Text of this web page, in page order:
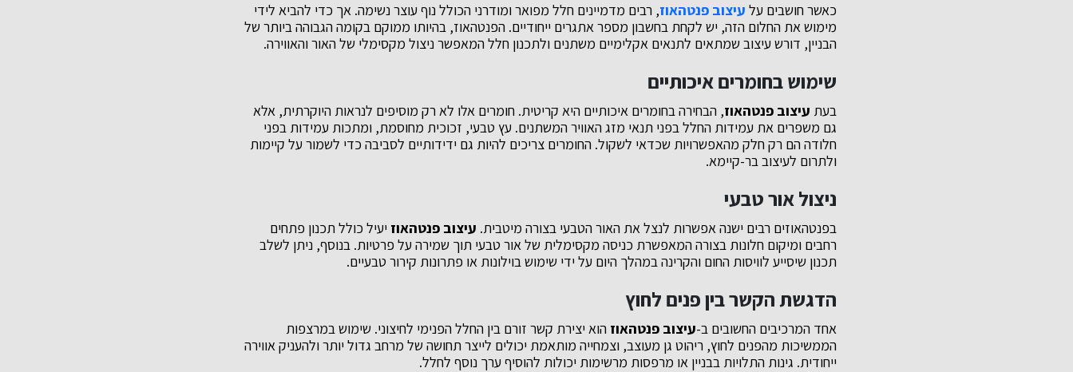
כאשר חושבים על עיצוב פנטהאוז, רבים מדמיינים חלל מפואר ומודרני הכולל נוף עוצר נשימה. אך כדי להביא לידי
מימוש את החלום הזה, יש לקחת בחשבון מספר אתגרים ייחודיים. הפנטהאוז, בהיותו ממוקם בקומה הגבוהה ביותר של
הבניין, דורש עיצוב שמתאים לתנאים אקלימיים משתנים ולתכנון חלל המאפשר ניצול מקסימלי של האור והאווירה.
שימוש בחומרים איכותיים
בעת עיצוב פנטהאוז, הבחירה בחומרים איכותיים היא קריטית. חומרים אלו לא רק מוסיפים לנראות היוקרתית, אלא
גם משפרים את עמידות החלל בפני תנאי מזג האוויר המשתנים. עץ טבעי, זכוכית מחוסמת, ומתכות עמידות בפני
חלודה הם רק חלק מהאפשרויות שכדאי לשקול. החומרים צריכים להיות גם ידידותיים לסביבה כדי לשמור על קיימות
ולתרום לעיצוב בר-קיימא.
ניצול אור טבעי
בפנטהאוזים רבים ישנה אפשרות לנצל את האור הטבעי בצורה מיטבית. עיצוב פנטהאוז יעיל כולל תכנון פתחים
רחבים ומיקום חלונות בצורה המאפשרת כניסה מקסימלית של אור טבעי תוך שמירה על פרטיות. בנוסף, ניתן לשלב
תכנון שיסייע לוויסות החום והקרינה במהלך היום על ידי שימוש בוילונות או פתרונות קירור טבעיים.
הדגשת הקשר בין פנים לחוץ
אחד המרכיבים החשובים ב-עיצוב פנטהאוז הוא יצירת קשר זורם בין החלל הפנימי לחיצוני. שימוש במרצפות
הממשיכות מהפנים לחוץ, ריהוט גן מעוצב, וצמחייה מותאמת יכולים לייצר תחושה של מרחב גדול יותר ולהעניק אווירה
ייחודית. גינות התלויות בבניין או מרפסות מרשימות יכולות להוסיף ערך נוסף לחלל.